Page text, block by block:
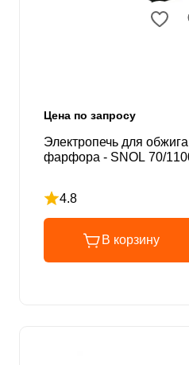
Цена по запросу
Электропечь для
фарфора - SNOL 70/
4.8
Рейтинг 4.8 из 5
В корзину